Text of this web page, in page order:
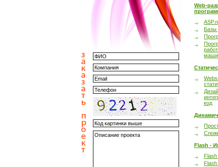
Web-
Базы
код
Flash -
Flash